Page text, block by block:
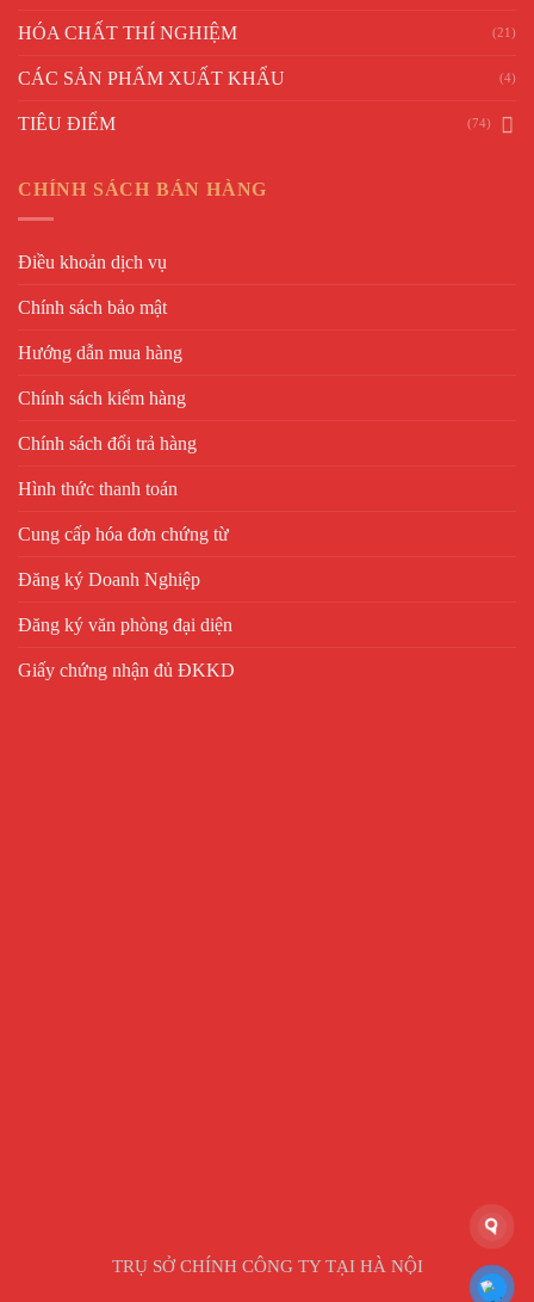
HÓA CHẤT THÍ NGHIỆM (21)
CÁC SẢN PHẨM XUẤT KHẨU (4)
TIÊU ĐIỂM (74)
CHÍNH SÁCH BÁN HÀNG
Điều khoản dịch vụ
Chính sách bảo mật
Hướng dẫn mua hàng
Chính sách kiểm hàng
Chính sách đổi trả hàng
Hình thức thanh toán
Cung cấp hóa đơn chứng từ
Đăng ký Doanh Nghiệp
Đăng ký văn phòng đại diện
Giấy chứng nhận đủ ĐKKD
TRỤ SỞ CHÍNH CÔNG TY TẠI HÀ NỘI